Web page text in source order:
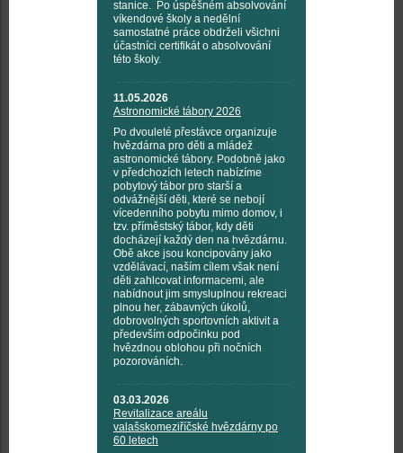
stanice. Po úspěšném absolvování
víkendové školy a nedělní
samostatné práce obdrželi všichni
účastníci certifikát o absolvování
této školy.
11.05.2026
Astronomické tábory 2026
Po dvouleté přestávce organizuje
hvězdárna pro děti a mládež
astronomické tábory. Podobně jako
v předchozích letech nabízíme
pobytový tábor pro starší a
odvážnější děti, které se nebojí
vícedenního pobytu mimo domov, i
tzv. příměstský tábor, kdy děti
docházejí každý den na hvězdárnu.
Obě akce jsou koncipovány jako
vzdělávací, naším cílem však není
děti zahlcovat informacemi, ale
nabídnout jim smysluplnou rekreaci
plnou her, zábavných úkolů,
dobrovolných sportovních aktivit a
především odpočinku pod
hvězdnou oblohou při nočních
pozorováních.
03.03.2026
Revitalizace areálu
valašskomeziříčské hvězdárny po
60 letech